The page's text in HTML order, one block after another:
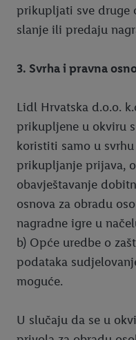
prikupljati sve druge
slanje ili predaju
3. Svrha i pravna
Lidl Hrvatska d.o.o.
prikupljene u okviru
koristiti samo u
prikupljanje prijava,
obavještavanje
osnova za obradu
nagradne igre u
b) Opće uredbe o
podataka
moguće.
U slučaju da se u